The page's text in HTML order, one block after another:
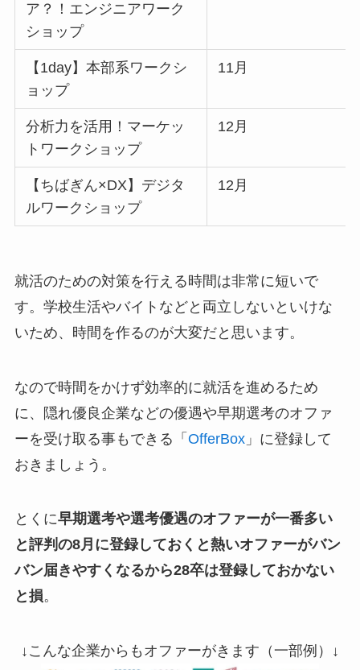
ア？！エンジニアワーク
ショップ
【1day】本部系ワークシ
ョップ
11月
分析力を活用！マーケッ
トワークショップ
12月
【ちばぎん×DX】デジタ
ルワークショップ
12月
就活のための対策を行える時間は非常に短いで
す。学校生活やバイトなどと両立しないといけな
いため、時間を作るのが大変だと思います。
なので時間をかけず効率的に就活を進めるため
に、隠れ優良企業などの優遇や早期選考のオファ
ーを受け取る事もできる「 OfferBox」に登録して
おきましょう。
とくに早期選考や選考優遇のオファーが一番多い
と評判の8月に登録しておくと熱いオファーがバン
バン届きやすくなるから28卒は登録しておかない
と損。
↓こんな企業からもオファーがきます（一部例）↓